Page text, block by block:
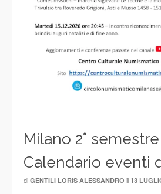
Milano 2°
Calendario eventi
di GENTILI LORIS ALESSANDRO il 13